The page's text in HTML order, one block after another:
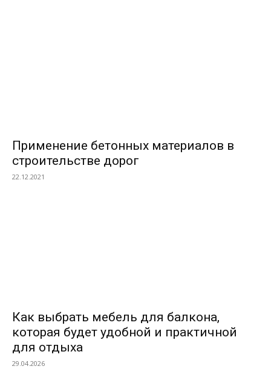
Применение бетонных материалов в
строительстве дорог
22.12.2021
Как выбрать мебель для балкона,
которая будет удобной и практичной
для отдыха
29.04.2026